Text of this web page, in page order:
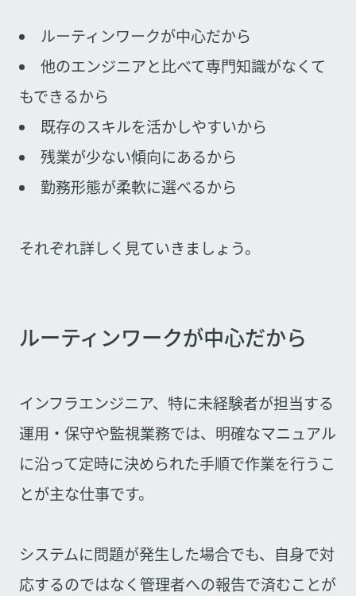
ルーティンワークが中心だから
他のエンジニアと比べて専門知識がなくて
もできるから
既存のスキルを活かしやすいから
残業が少ない傾向にあるから
勤務形態が柔軟に選べるから
それぞれ詳しく見ていきましょう。
ルーティンワークが中心だから
インフラエンジニア、特に未経験者が担当する
運用・保守や監視業務では、明確なマニュアル
に沿って定時に決められた手順で作業を行うこ
とが主な仕事です。
システムに問題が発生した場合でも、自身で対
応するのではなく管理者への報告で済むことが